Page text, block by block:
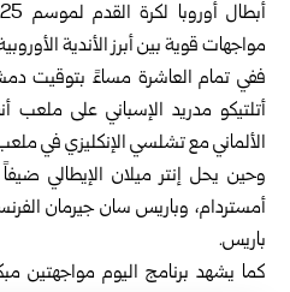
مواجهات قوية بين أبرز الأندية
ففي تمام العاشرة مساءً بتوقيت
أتلتيكو مدريد الإسباني على ملعب
الألماني مع تشلسي الإنكليزي في ملعب
وحين يحل إنتر ميلان الإيطالي
أمستردام، وباريس سان جيرمان
باريس.
كما يشهد برنامج اليوم مواجهتين